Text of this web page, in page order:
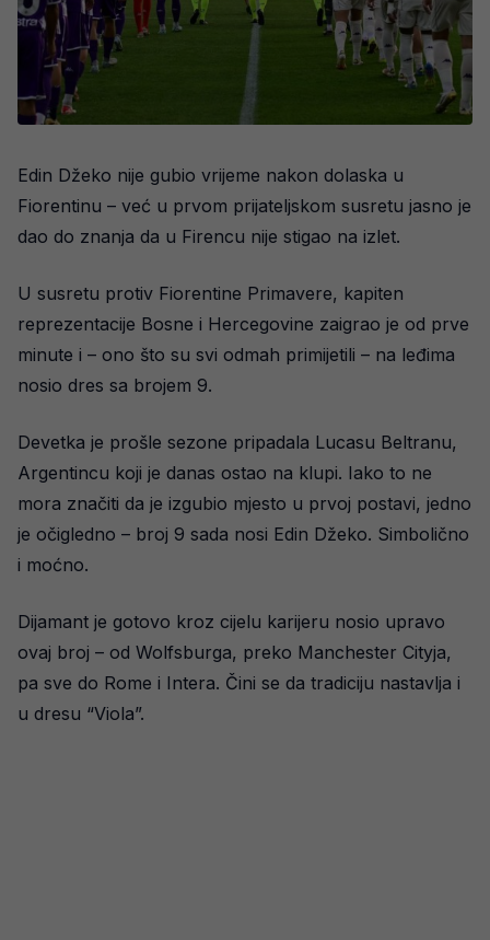
Edin Džeko nije gubio vrijeme nakon dolaska u
Fiorentinu – već u prvom prijateljskom susretu jasno je
dao do znanja da u Firencu nije stigao na izlet.
U susretu protiv Fiorentine Primavere, kapiten
reprezentacije Bosne i Hercegovine zaigrao je od prve
minute i – ono što su svi odmah primijetili – na leđima
nosio dres sa brojem 9.
Devetka je prošle sezone pripadala Lucasu Beltranu,
Argentincu koji je danas ostao na klupi. Iako to ne
mora značiti da je izgubio mjesto u prvoj postavi, jedno
je očigledno – broj 9 sada nosi Edin Džeko. Simbolično
i moćno.
Dijamant je gotovo kroz cijelu karijeru nosio upravo
ovaj broj – od Wolfsburga, preko Manchester Cityja,
pa sve do Rome i Intera. Čini se da tradiciju nastavlja i
u dresu “Viola”.